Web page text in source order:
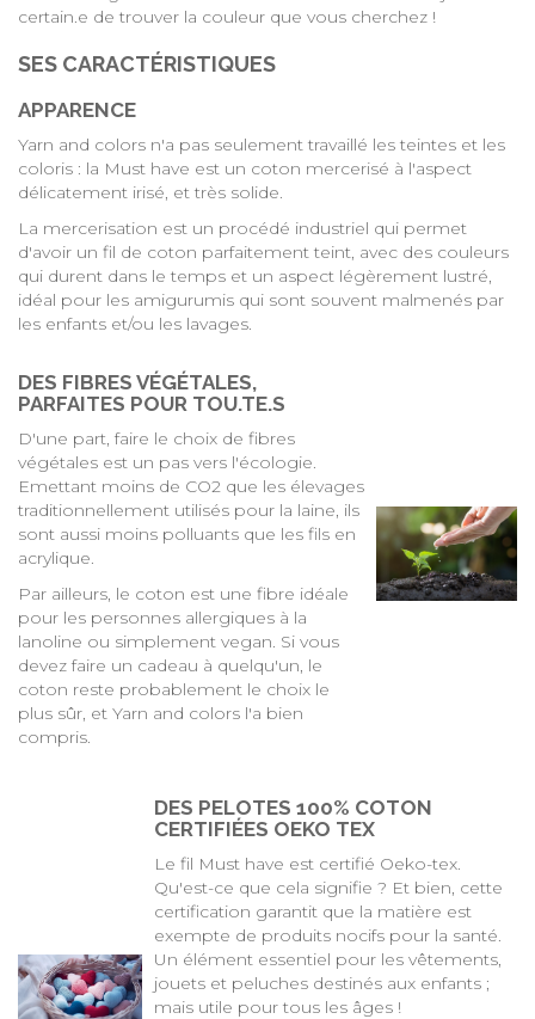
certain.e de trouver la couleur que vous cherchez !
SES CARACTÉRISTIQUES
APPARENCE
Yarn and colors n'a pas seulement travaillé les teintes et les
coloris : la Must have est un coton mercerisé à l'aspect
délicatement irisé, et très solide.
La mercerisation est un procédé industriel qui permet
d'avoir un fil de coton parfaitement teint, avec des couleurs
qui durent dans le temps et un aspect légèrement lustré,
idéal pour les amigurumis qui sont souvent malmenés par
les enfants et/ou les lavages.
DES FIBRES VÉGÉTALES,
PARFAITES POUR TOU.TE.S
D'une part, faire le choix de fibres
végétales est un pas vers l'écologie.
Emettant moins de CO2 que les élevages
traditionnellement utilisés pour la laine, ils
sont aussi moins polluants que les fils en
acrylique.
Par ailleurs, le coton est une fibre idéale
pour les personnes allergiques à la
lanoline ou simplement vegan. Si vous
devez faire un cadeau à quelqu'un, le
coton reste probablement le choix le
plus sûr, et Yarn and colors l'a bien
compris.
DES PELOTES 100% COTON
CERTIFIÉES OEKO TEX
Le fil Must have est certifié Oeko-tex.
Qu'est-ce que cela signifie ? Et bien, cette
certification garantit que la matière est
exempte de produits nocifs pour la santé.
Un élément essentiel pour les vêtements,
jouets et peluches destinés aux enfants ;
mais utile pour tous les âges !